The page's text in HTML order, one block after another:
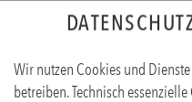
Wir nutzen Cookies und
betreiben. Technisch